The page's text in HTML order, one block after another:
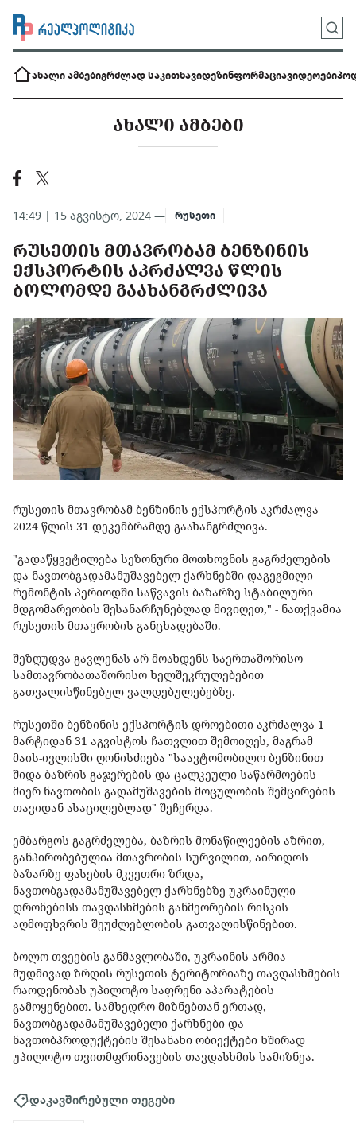
ახალი ამბებიგრძლად საკითხავიდეზინფორმაციავიდეოები
ᲐᲮᲐᲚᲘ ᲐᲛᲑᲔᲑᲘ
14:49 | 15 აგვისტო, 2024 — რუსეთი
ᲠᲣᲡᲔᲗᲘᲡ ᲛᲗᲐᲕᲠᲝᲑᲐᲛ ᲑᲔᲜᲖᲘᲜᲘᲡ
ᲔᲥᲡᲞᲝᲠᲢᲘᲡ ᲐᲙᲠᲫᲐᲚᲕᲐ ᲬᲚᲘᲡ
ᲑᲝᲚᲝᲛᲓᲔ ᲒᲐᲐᲮᲐᲜᲒᲠᲫᲚᲘᲕᲐ
რუსეთის მთავრობამ ბენზინის ექსპორტის აკრძალვა
2024 წლის 31 დეკემბრამდე გაახანგრძლივა.
"გადაწყვეტილება სეზონური მოთხოვნის გაგრძელების
და ნავთობგადამამუშავებელ ქარხნებში დაგეგმილი
რემონტის პერიოდში საწვავის ბაზარზე სტაბილური
მდგომარეობის შესანარჩუნებლად მივიღეთ," - ნათქვამია
რუსეთის მთავრობის განცხადებაში.
შეზღუდვა გავლენას არ მოახდენს საერთაშორისო
სამთავრობათაშორისო ხელშეკრულებებით
გათვალისწინებულ ვალდებულებებზე.
რუსეთში ბენზინის ექსპორტის დროებითი აკრძალვა 1
მარტიდან 31 აგვისტოს ჩათვლით შემოიღეს, მაგრამ
მაის-ივლისში ღონისძიება "საავტომობილო ბენზინით
შიდა ბაზრის გაჯერების და ცალკეული საწარმოების
მიერ ნავთობის გადამუშავების მოცულობის შემცირების
თავიდან ასაცილებლად" შეჩერდა.
ემბარგოს გაგრძელება, ბაზრის მონაწილეების აზრით,
განპირობებულია მთავრობის სურვილით, აირიდოს
ბაზარზე ფასების მკვეთრი ზრდა,
ნავთობგადამამუშავებელ ქარხნებზე უკრაინული
დრონებისს თავდასხმების განმეორების რისკის
აღმოფხვრის შეუძლებლობის გათვალისწინებით.
ბოლო თვეების განმავლობაში, უკრაინის არმია
მუდმივად ზრდის რუსეთის ტერიტორიაზე თავდასხმების
რაოდენობას უპილოტო საფრენი აპარატების
გამოყენებით. სამხედრო მიზნებთან ერთად,
ნავთობგადამამუშავებელი ქარხნები და
ნავთობპროდუქტების შესანახი ობიექტები ხშირად
უპილოტო თვითმფრინავების თავდასხმის სამიზნეა.
დაკავშირებული თეგები